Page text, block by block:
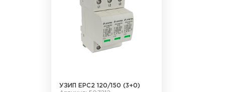
УЗИП ЕРС2 120/150 (3+0)